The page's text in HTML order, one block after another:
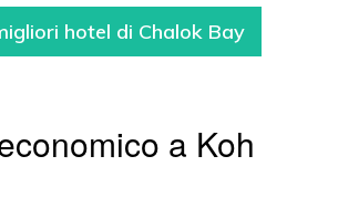
hotel di Chalok Bay
a Koh